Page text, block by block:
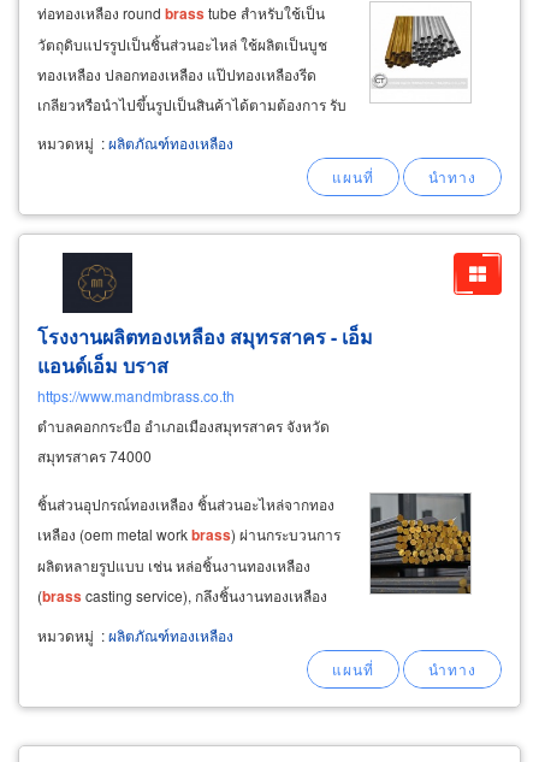
ท่อทองเหลือง round brasstube สำหรับใช้เป็น
วัตถุดิบแปรรูปเป็นชิ้นส่วนอะไหล่ ใช้ผลิตเป็นบูช
ทองเหลือง ปลอกทองเหลือง แป๊ปทองเหลืองรีด
เกลียวหรือนำไปขึ้นรูปเป็นสินค้าได้ตามต้องการ รับ
ผลิตท่อทองเหลืองขนาดพิเศษตามสเปคของลูกค้า
และให้บริการรีดท่อทองเหลือง โรงงานผลิตท่อ
หมวดหมู่ :ผลิตภัณฑ์ทองเหลือง
โรงงานผลิตทองเหลือง สมุทรสาคร - เอ็ม
แอนด์เอ็ม บราส
https://www.mandmbrass.co.th
ตำบลคอกกระบือ อำเภอเมืองสมุทรสาคร จังหวัด
สมุทรสาคร 74000
ชิ้นส่วนอุปกรณ์ทองเหลือง ชิ้นส่วนอะไหล่จากทอง
เหลือง (oem metal workbrass) ผ่านกระบวนการ
ผลิตหลายรูปแบบ เช่น หล่อชิ้นงานทองเหลือง
(brasscasting service), กลึงชิ้นงานทองเหลือง
lathe parts service), ฉีดขึ้นรูปชิ้นงานทอง
die casting), ตีขึ้นรูป-ฟอร์จจิ้งขึ้น
หมวดหมู่ :ผลิตภัณฑ์ทองเหลือง